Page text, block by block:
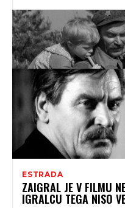
ESTRADA
ZAIGRAL JE V FILMU
IGRALCU TEGA NISO